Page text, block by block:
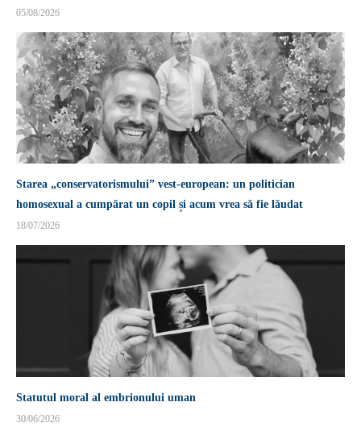
05/08/2026
Starea „conservatorismului” vest-european: un politician
homosexual a cumpărat un copil și acum vrea să fie lăudat
18/07/2026
Statutul moral al embrionului uman
30/06/2026